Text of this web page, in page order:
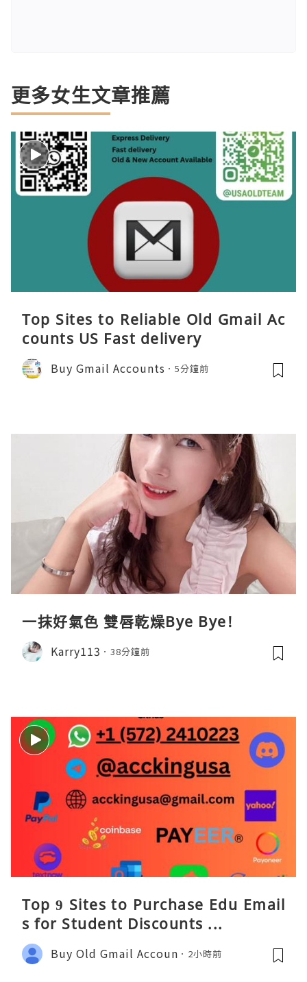
更多女生文章推薦
Top Sites to Reliable Old Gmail Ac
counts US Fast delivery
Buy Gmail Accounts 5分鐘前
一抹好氣色 雙唇乾燥Bye Bye!
Karry113 38分鐘前
Top 9 Sites to Purchase Edu Email
s for Student Discounts ...
Buy Old Gmail Accoun 2小時前